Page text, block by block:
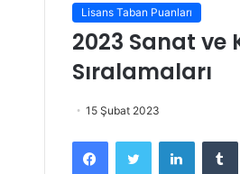
Lisans Taban Puanları
2023 Sanat ve
Sıralamaları
15 Şubat 2023
Facebook Twitter LinkedIn Tumblr